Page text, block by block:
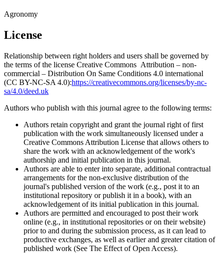
Agronomy
License
Relationship between right holders and users shall be governed by
the terms of the license Creative Commons Attribution – non-
commercial – Distribution On Same Conditions 4.0 international
(CC BY-NC-SA 4.0):https://creativecommons.org/licenses/by-nc-
sa/4.0/deed.uk
Authors who publish with this journal agree to the following terms:
Authors retain copyright and grant the journal right of first
publication with the work simultaneously licensed under a
Creative Commons Attribution License that allows others to
share the work with an acknowledgement of the work's
authorship and initial publication in this journal.
Authors are able to enter into separate, additional contractual
arrangements for the non-exclusive distribution of the
journal's published version of the work (e.g., post it to an
institutional repository or publish it in a book), with an
acknowledgement of its initial publication in this journal.
Authors are permitted and encouraged to post their work
online (e.g., in institutional repositories or on their website)
prior to and during the submission process, as it can lead to
productive exchanges, as well as earlier and greater citation of
published work (See The Effect of Open Access).